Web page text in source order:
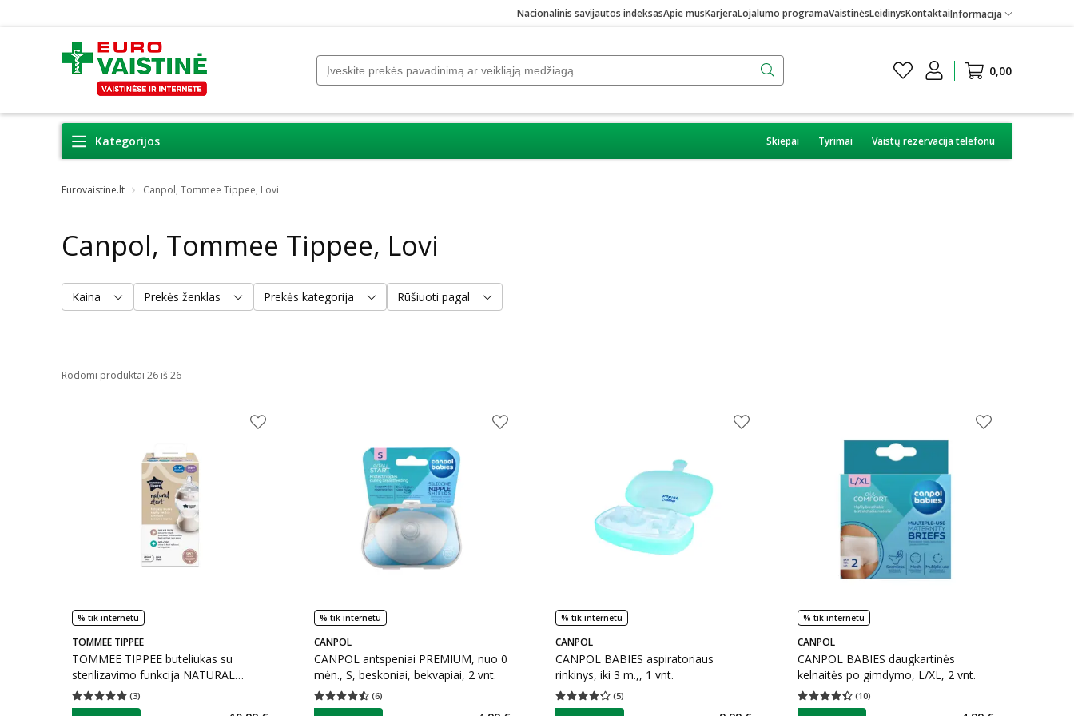
Nacionalinis savijautos indeksasApie musKarjeraLojalumo programaVaistinėsLeidinysKontaktaiInformacija
0,00
Kategorijos Skiepai Tyrimai Vaistų rezervacija telefonu
Eurovaistine.lt Canpol, Tommee Tippee, Lovi
Canpol, Tommee Tippee, Lovi
Kaina Prekės ženklas Prekės kategorija Rūšiuoti pagal
Rodomi produktai 26 iš 26
% tik internetu
TOMMEE TIPPEE
TOMMEE TIPPEE buteliukas su
sterilizavimo funkcija NATURAL
START, 260 ml, 1 vnt.
(3)
Vidutinis įvertinimas 5.00
% tik internetu
CANPOL
CANPOL antspeniai PREMIUM, nuo 0
mėn., S, beskoniai, bekvapiai, 2 vnt.
(6)
Vidutinis įvertinimas 4.50
% tik internetu
CANPOL
CANPOL BABIES aspiratoriaus
rinkinys, iki 3 m.,, 1 vnt.
(5)
Vidutinis įvertinimas 4.20
% tik internetu
CANPOL
CANPOL BABIES daugkartinės
kelnaitės po gimdymo, L/XL, 2 vnt.
(10)
Vidutinis įvertinimas 4.40